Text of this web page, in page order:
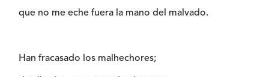
que no me eche fuera la mano del malvado.
Han fracasado los malhechores;